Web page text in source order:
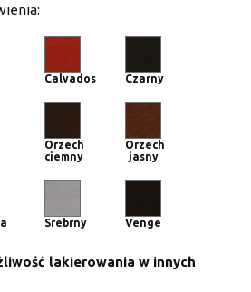
Calvados Czarny
Orzech
ciemny
Orzech
jasny
Srebrny Venge
lakierowania w innych